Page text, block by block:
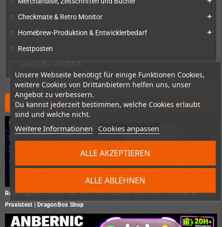
Unsere Webseite benötigt für einige Funktionen Cookies,
weitere Cookies von Drittanbietern helfen uns, unser
Angebot zu verbessern.
Du kannst jederzeit bestimmen, welche Cookies erlaubt
sind und welche nicht.
Weitere Informationen Cookies anpassen
ALLE ABLEHNEN
ALLE AKZEPTIEREN
Checkmate & Retro Monitor add
Homebrew-Produktion & Entwicklerbedarf add
Restposten
Demnächst erhältlich
Neues vom Shop
Retro Fighters Hunter 360 Test – Der moderne Xbox 360 Controller im
Praxistest | DragonBox Shop